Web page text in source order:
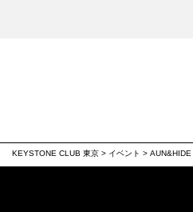
KEYSTONE CLUB 東京 > イベント >